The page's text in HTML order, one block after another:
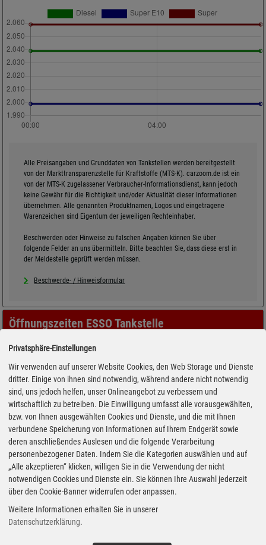
Alle Preisangaben und Grunddaten von Tankstellen werden bereitgestellt
von der Markttransparenzstelle für Kraftstoffe (MTS-K). carzoom.de ist ein
von der MTS-K zugelassener Verbraucher-Informationsdienst, kann jedoch
keine Gewähr für die Richtigkeit und/oder Aktualität dieser Informationen
übernehmen. Alle genannten Produktnamen, Logos und eingetragene
Warenzeichen sind Eigentum der jeweiligen Rechteinhaber.
Beschwerden oder Hinweise zu falschen Angaben können Sie über
folgende Felder an uns übermitteln. Bitte beachten Sie, dass diese erst in
der Meldestelle geprüft werden müssen.
Beschwerde- / Hinweisformular
Öffnungszeiten ESSO Tankstelle
Privatsphäre-Einstellungen
Wir verwenden auf unserer Website Cookies, den Web Storage und Dienste
dritter. Einige von ihnen sind notwendig, während andere nicht notwendig
sind, uns jedoch helfen, unser Onlineangebot zu verbessern und
wirtschaftlich zu betreiben. Die Einwilligung umfasst alle vorausgewählten,
bzw. von Ihnen ausgewählten Cookies und Dienste, und die mit Ihnen
verbundene Speicherung von Informationen auf Ihrem Endgerät sowie
deren anschließendes Auslesen und die folgende Verarbeitung
personenbezogener Daten. Indem Sie die Kategorien auswählen und auf
„Alle akzeptieren“ klicken, willigen Sie in die Verwendung der nicht
notwendigen Cookies und Dienste ein. Sie können Ihre Auswahl jederzeit
über den Cookie-Banner widerrufen oder anpassen.
Weitere Informationen erhalten Sie in unserer
Datenschutzerklärung.